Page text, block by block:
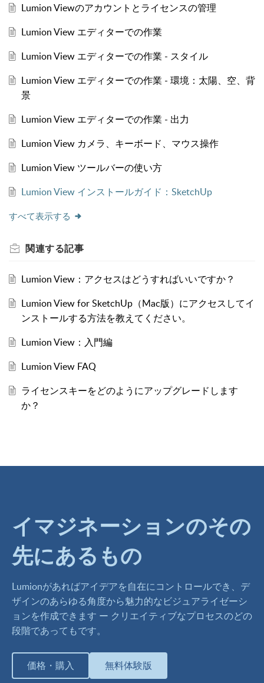
Lumion Viewのアカウントとライセンスの管理
Lumion View エディターでの作業
Lumion View エディターでの作業 - スタイル
Lumion View エディターでの作業 - 環境：太陽、空、背
景
Lumion View エディターでの作業 - 出力
Lumion View カメラ、キーボード、マウス操作
Lumion View ツールバーの使い方
Lumion View インストールガイド：SketchUp
すべて表示する
関連する記事
Lumion View：アクセスはどうすればいいですか？
Lumion View for SketchUp（Mac版）にアクセスしてイ
ンストールする方法を教えてください。
Lumion View：入門編
Lumion View FAQ
ライセンスキーをどのようにアップグレードします
か？
イマジネーションのその
先にあるもの
Lumionがあればアイデアを自在にコントロールでき、デ
ザインのあらゆる角度から魅力的なビジュアライゼーシ
ョンを作成できます ー クリエイティブなプロセスのどの
段階であってもです。
価格・購入 無料体験版